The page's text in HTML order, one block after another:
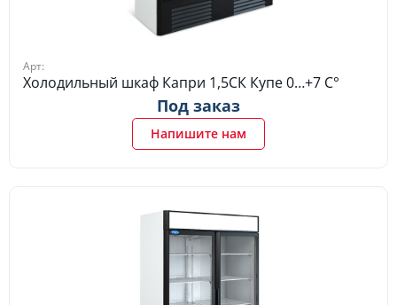
Арт:
Холодильный шкаф Капри 1,5СК Купе 0…+7 C°
Под заказ
Напишите нам